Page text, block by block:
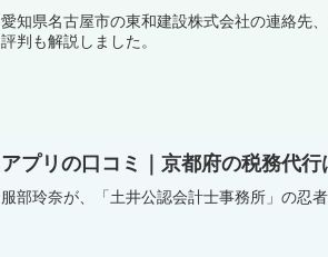
愛知県名古屋市の東和建設株式会社の連絡先
評判も解説しました。
アプリの口コミ｜京都府の税務代
服部玲奈が、「土井公認会計士事務所」の忍